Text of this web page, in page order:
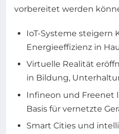
vorbereitet werden
IoT-Systeme steigern
Energieeffizienz in
Virtuelle Realität
in Bildung,
Infineon und Freenet
Basis für vernetzte
Smart Cities und